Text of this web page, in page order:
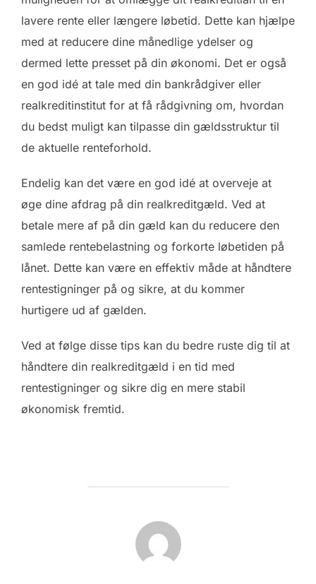
lavere rente eller længere løbetid. Dette kan hjælpe
med at reducere dine månedlige ydelser og
dermed lette presset på din økonomi. Det er også
en god idé at tale med din bankrådgiver eller
realkreditinstitut for at få rådgivning om, hvordan
du bedst muligt kan tilpasse din gældsstruktur til
de aktuelle renteforhold.
Endelig kan det være en god idé at overveje at
øge dine afdrag på din realkreditgæld. Ved at
betale mere af på din gæld kan du reducere den
samlede rentebelastning og forkorte løbetiden på
lånet. Dette kan være en effektiv måde at håndtere
rentestigninger på og sikre, at du kommer
hurtigere ud af gælden.
Ved at følge disse tips kan du bedre ruste dig til at
håndtere din realkreditgæld i en tid med
rentestigninger og sikre dig en mere stabil
økonomisk fremtid.
FORFATTER